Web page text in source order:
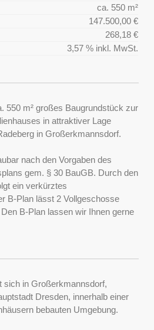
ca. 550 m²
147.500,00 €
268,18 €
3,57 % inkl. MwSt.
550 m² großes Baugrundstück zur
in attraktiver Lage
in Großerkmannsdorf.
nach den Vorgaben des
gem. § 30 BauGB. Durch den
ein verkürztes
B-Plan lässt 2 Vollgeschosse
B-Plan lassen wir Ihnen gerne
sich in Großerkmannsdorf,
Dresden, innerhalb einer
bebauten Umgebung.